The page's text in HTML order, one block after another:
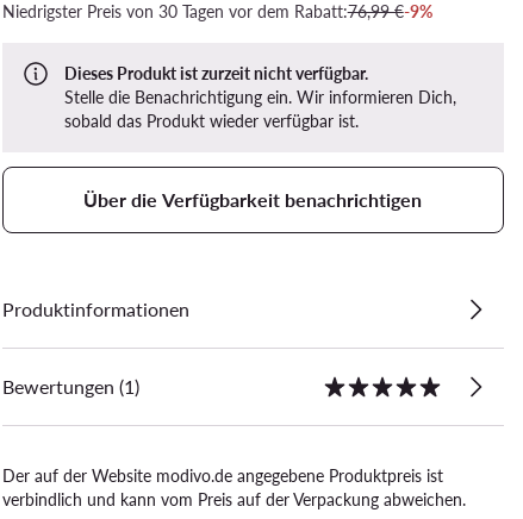
Niedrigster Preis von 30 Tagen vor dem Rabatt:76,99 €-9%
Dieses Produkt ist zurzeit nicht verfügbar.
Stelle die Benachrichtigung ein. Wir informieren Dich,
sobald das Produkt wieder verfügbar ist.
Über die Verfügbarkeit benachrichtigen
Produktinformationen
Bewertungen (1)
Der auf der Website modivo.de angegebene Produktpreis ist
verbindlich und kann vom Preis auf der Verpackung abweichen.